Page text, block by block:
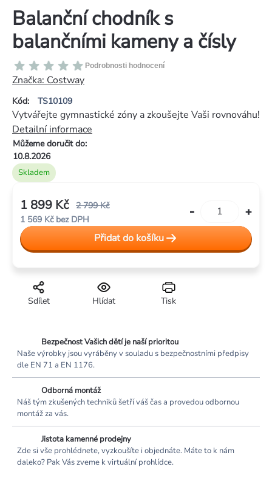
Balanční chodník s
balančními kameny a čísly
Kód: TS10109
Průměrné
hodnocení
produktu
je
0,0
z
5
hvězdiček.
Podrobnosti hodnocení
Značka: Costway
Skladem
Můžeme doručit do:
10.8.2026
Vytvářejte gymnastické zóny a zkoušejte Vaši rovnováhu!
Detailní informace
Tisk
Hlídat
Sdílet
2 799 Kč
1 899 Kč
1 569 Kč bez DPH
Měrná
cena:
Přidat do košíku
Bezpečnost Vašich dětí je naší prioritou
Naše výrobky jsou vyráběny v souladu s bezpečnostními předpisy
dle EN 71 a EN 1176.
Odborná montáž
Náš tým zkušených techniků šetří váš čas a provedou odbornou
montáž za vás.
Jistota kamenné prodejny
Zde si vše prohlédnete, vyzkoušíte i objednáte. Máte to k nám
daleko? Pak Vás zveme k virtuální prohlídce.